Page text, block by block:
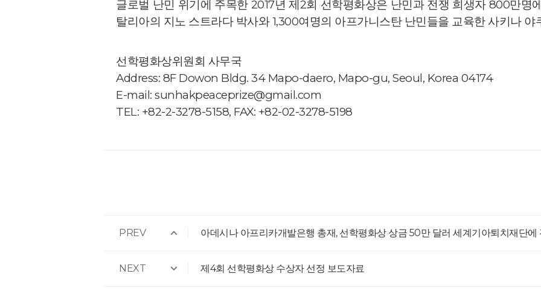
글로벌 난민 위기에 주목한 2017년 제2회 선학평화상은 난민과 전쟁 희생자 800만명
탈리아의 지노 스트라다 박사와 1,300여명의 아프가니스탄 난민들을 교육한 사키나
선학평화상위원회 사무국
Address: 8F Dowon Bldg. 34 Mapo-daero, Mapo-gu, Seoul, Korea 04174
E-mail: sunhakpeaceprize@gmail.com
TEL: +82-2-3278-5158, FAX: +82-02-3278-5198
PREV 아데시나 아프리카개발은행 총재, 선학평화상 상금 50만 달러 세계기아퇴치재단에
NEXT 제4회 선학평화상 수상자 선정 보도자료